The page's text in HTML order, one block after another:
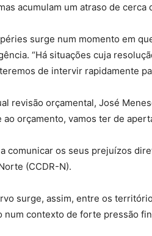
acumulam um atraso de
surge num momento em
“Há situações cuja
de intervir rapidamente
revisão orçamental, José
orçamento, vamos ter de
comunicar os seus prejuízos
(CCDR-N).
surge, assim, entre os
num contexto de forte pressão